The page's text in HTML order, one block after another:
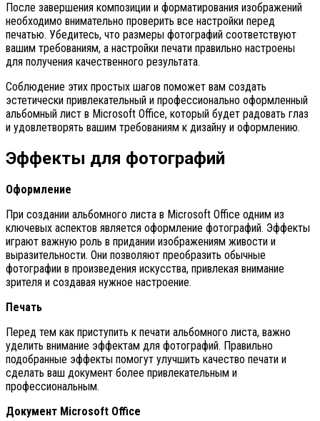
После завершения композиции и форматирования изображений
необходимо внимательно проверить все настройки перед
печатью. Убедитесь, что размеры фотографий соответствуют
вашим требованиям, а настройки печати правильно настроены
для получения качественного результата.
Соблюдение этих простых шагов поможет вам создать
эстетически привлекательный и профессионально оформленный
альбомный лист в Microsoft Office, который будет радовать глаз
и удовлетворять вашим требованиям к дизайну и оформлению.
Эффекты для фотографий
Оформление
При создании альбомного листа в Microsoft Office одним из
ключевых аспектов является оформление фотографий. Эффекты
играют важную роль в придании изображениям живости и
выразительности. Они позволяют преобразить обычные
фотографии в произведения искусства, привлекая внимание
зрителя и создавая нужное настроение.
Печать
Перед тем как приступить к печати альбомного листа, важно
уделить внимание эффектам для фотографий. Правильно
подобранные эффекты помогут улучшить качество печати и
сделать ваш документ более привлекательным и
профессиональным.
Документ Microsoft Office